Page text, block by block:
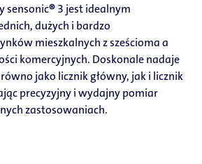
sensonic®3 jest idealnym
dużych i bardzo
mieszkalnych z sześcioma a
komercyjnych. Doskonale nadaje
jako licznik główny, jak i licznik
precyzyjny i wydajny pomiar
zastosowaniach.